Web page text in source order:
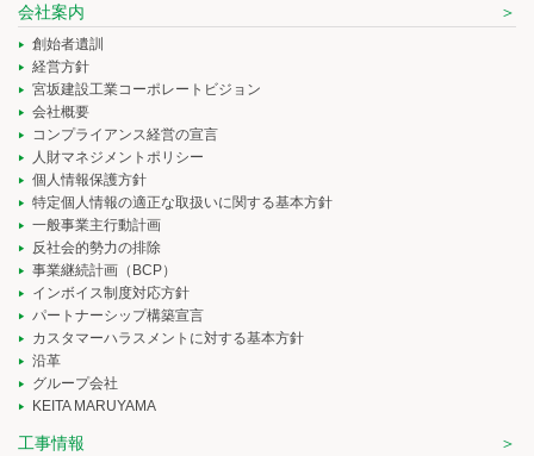
会社案内
創始者遺訓
経営方針
宮坂建設工業コーポレートビジョン
会社概要
コンプライアンス経営の宣言
人財マネジメントポリシー
個人情報保護方針
特定個人情報の適正な取扱いに関する基本方針
一般事業主行動計画
反社会的勢力の排除
事業継続計画（BCP）
インボイス制度対応方針
パートナーシップ構築宣言
カスタマーハラスメントに対する基本方針
沿革
グループ会社
KEITA MARUYAMA
工事情報